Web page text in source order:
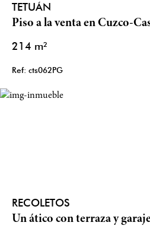
TETUÁN
Piso a la venta en Cuzco-
214 m²
Ref: cts062PG
RECOLETOS
Un ático con terraza y